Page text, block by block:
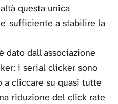
questa unica
sufficiente a stabilire la
dato dall'associazione
i serial clicker sono
cliccare su quasi tutte
riduzione del click rate